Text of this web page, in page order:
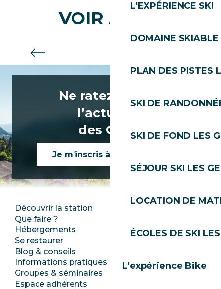
L'EXPÉRIENCE SKI
DOMAINE SKIABLE
PLAN DES PISTES
SKI DE
SKI DE FOND LES
SÉJOUR SKI LES
LOCATION DE
ÉCOLES DE SKI
L'expérience Bike
VOIR AUSSI
Ne ratez rien de
l’actualité
des Gets !
Je m’inscris à la newsletter
Découvrir la station
Que faire ?
Hébergements
Se restaurer
Blog & conseils
Informations pratiques
Groupes & séminaires
Espace adhérents
Documentation
Mairie
SoleGets